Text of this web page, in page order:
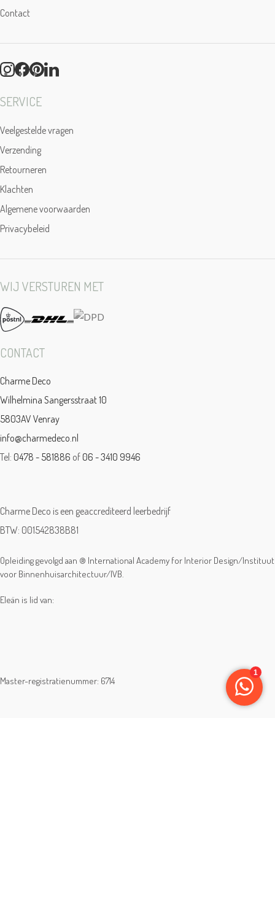
Contact
SERVICE
Veelgestelde vragen
Verzending
Retourneren
Klachten
Algemene voorwaarden
Privacybeleid
WIJ VERSTUREN MET
CONTACT
Charme Deco
Wilhelmina Sangersstraat 10
5803AV Venray
info@charmedeco.nl
Tel: 0478 - 581886 of 06 - 3410 9946
Charme Deco is een geaccrediteerd leerbedrijf
BTW: 001542838B81
Opleiding gevolgd aan ® International Academy for Interior Design/Instituut
voor Binnenhuisarchitectuur/IVB.
Eleän is lid van:
Master-registratienummer: 6714